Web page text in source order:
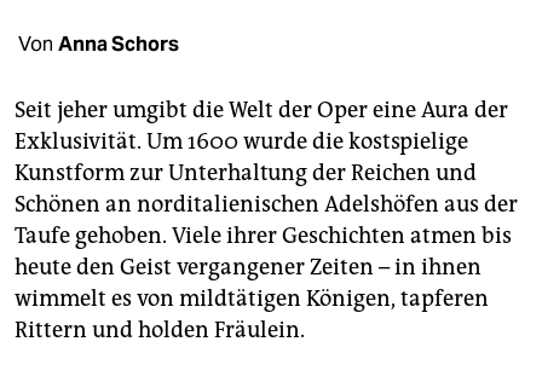
fragen & hilfe
abo
genossenschaft
epaper login
Von Anna Schors
Seit jeher umgibt die Welt der Oper eine Aura der
Exklusivität. Um 1600 wurde die kostspielige
Kunstform zur Unterhaltung der Reichen und
Schönen an norditalienischen Adelshöfen aus der
Taufe gehoben. Viele ihrer Geschichten atmen bis
heute den Geist vergangener Zeiten – in ihnen
wimmelt es von mildtätigen Königen, tapferen
Rittern und holden Fräulein.